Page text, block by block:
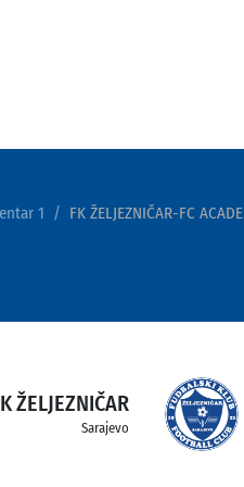
1 FK ŽELJEZNIČAR-FC
ŽELJEZNIČAR
Sarajevo